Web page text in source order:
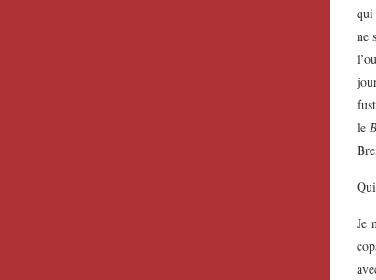
qui
ne
le
Je